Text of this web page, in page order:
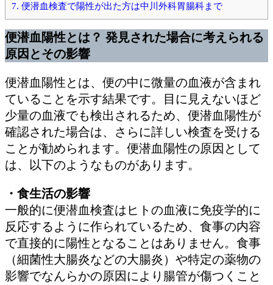
7. 便潜血検査で陽性が出た方は中川外科胃腸科まで
便潜血陽性とは？ 発見された場合に考えられる
原因とその影響
便潜血陽性とは、便の中に微量の血液が含まれ
ていることを示す結果です。目に見えないほど
少量の血液でも検出されるため、便潜血陽性が
確認された場合は、さらに詳しい検査を受ける
ことが勧められます。便潜血陽性の原因として
は、以下のようなものがあります。
・食生活の影響
一般的に便潜血検査はヒトの血液に免疫学的に
反応するように作られているため、食事の内容
で直接的に陽性となることはありません。食事
（細菌性大腸炎などの大腸炎）や特定の薬物の
影響でなんらかの原因により腸管が傷つくこと